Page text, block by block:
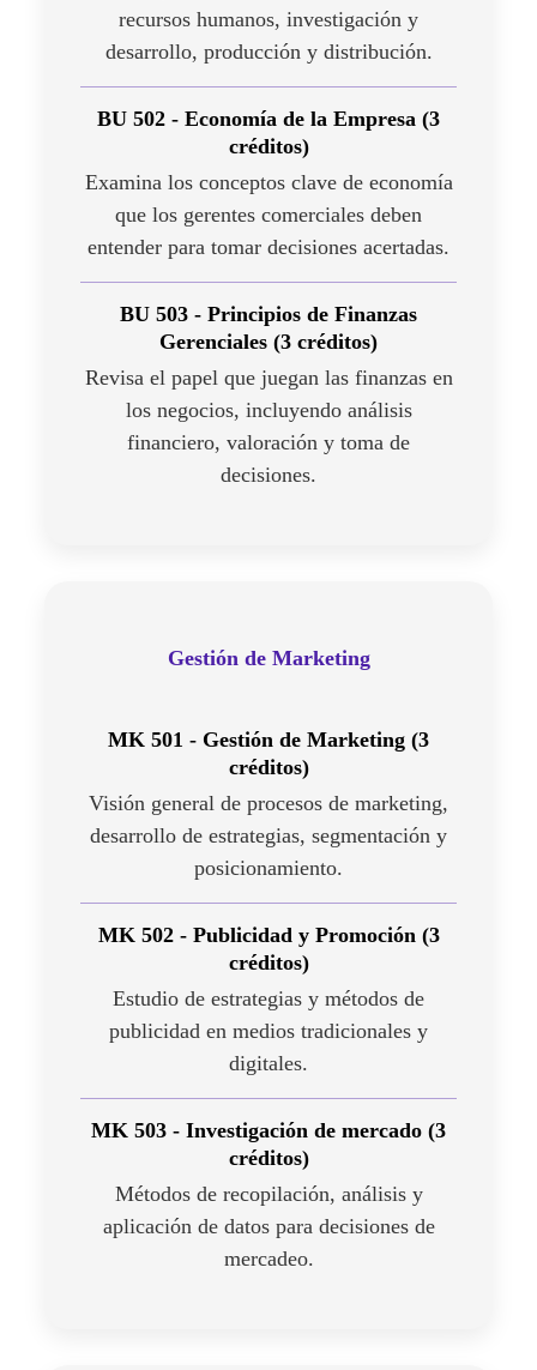
recursos humanos, investigación y
desarrollo, producción y distribución.
BU 502 - Economía de la Empresa (3
créditos)
Examina los conceptos clave de economía
que los gerentes comerciales deben
entender para tomar decisiones acertadas.
BU 503 - Principios de Finanzas
Gerenciales (3 créditos)
Revisa el papel que juegan las finanzas en
los negocios, incluyendo análisis
financiero, valoración y toma de
decisiones.
Gestión de Marketing
MK 501 - Gestión de Marketing (3
créditos)
Visión general de procesos de marketing,
desarrollo de estrategias, segmentación y
posicionamiento.
MK 502 - Publicidad y Promoción (3
créditos)
Estudio de estrategias y métodos de
publicidad en medios tradicionales y
digitales.
MK 503 - Investigación de mercado (3
créditos)
Métodos de recopilación, análisis y
aplicación de datos para decisiones de
mercadeo.